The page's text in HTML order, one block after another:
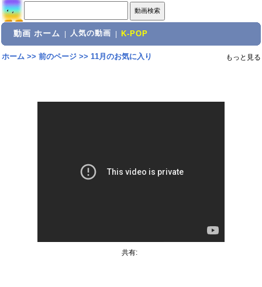
動画 ホーム 人気の動画 K-POP
ホーム>> 前のページ>> 11月のお気に入り もっと見る
共有: